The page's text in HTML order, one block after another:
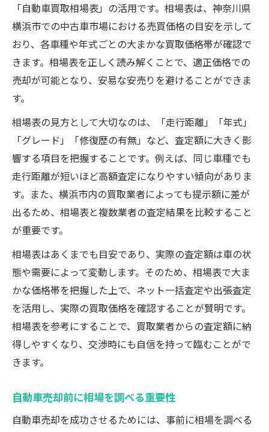
「自動車買取相場表」の活用です。相場表は、神奈川県
横浜市での中古車市場における売買価格の目安を示して
おり、各車種や年式ごとの大まかな買取価格帯が確認で
きます。相場表を正しく読み解くことで、適正価格での
売却が可能となり、安易な安売りを避けることができま
す。
相場表の見方として大切なのは、「走行距離」「年式」
「グレード」「修復歴の有無」など、査定額に大きく影
響する項目を把握することです。例えば、同じ車種でも
走行距離が短いほど高額査定になりやすい傾向がありま
す。また、横浜市内の買取業者によっても提示額に差が
出るため、相場表と複数業者の査定結果を比較すること
が重要です。
相場表はあくまでも目安であり、実際の査定額は車の状
態や需要によって変動します。そのため、相場表で大ま
かな価格帯を把握した上で、ネット一括査定や出張査定
を活用し、実際の買取価格を確認することが賢明です。
相場表を参考にすることで、買取業者からの査定額に納
得しやすくなり、交渉時にも自信を持って臨むことがで
きます。
自動車売却前に相場を調べる重要性
自動車売却を成功させるためには、事前に相場を調べる